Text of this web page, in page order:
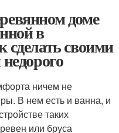
доме
в
сделать своими
ничем не
В нем есть и ванна, и
таких
или бруса